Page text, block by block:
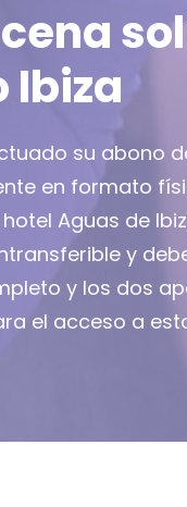
Ibiza
su abono
en formato
hotel Aguas de
y
y los dos
el acceso a